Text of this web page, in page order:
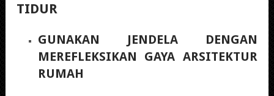
TIDUR
GUNAKAN JENDELA DENGAN
MEREFLEKSIKAN GAYA ARSITEKTUR
RUMAH